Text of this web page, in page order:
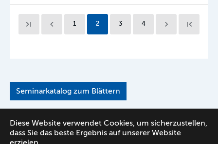
Diese Website verwendet Cookies, um sicherzustellen,
dass Sie das beste Ergebnis auf unserer Website
1 2 3 4
Seminarkatalog zum Blättern
Impressum|Datenschutz|Kontakt